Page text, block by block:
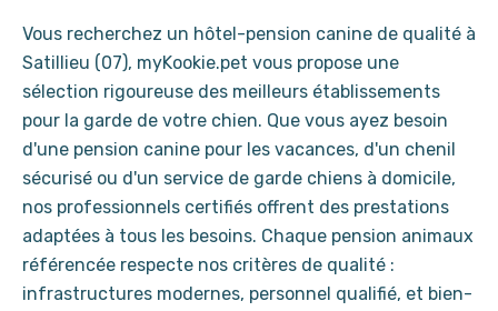
Vous recherchez un hôtel-pension canine de qualité à
Satillieu (07), myKookie.pet vous propose une
sélection rigoureuse des meilleurs établissements
pour la garde de votre chien. Que vous ayez besoin
d'une pension canine pour les vacances, d'un chenil
sécurisé ou d'un service de garde chiens à domicile,
nos professionnels certifiés offrent des prestations
adaptées à tous les besoins. Chaque pension animaux
référencée respecte nos critères de qualité :
infrastructures modernes, personnel qualifié, et bien-